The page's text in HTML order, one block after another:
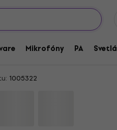
Mikrofóny PA Svetlá
700 Black Partybox
1005322